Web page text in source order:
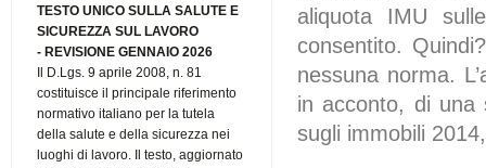
TESTO UNICO SULLA SALUTE E
SICUREZZA SUL LAVORO
-REVISIONE GENNAIO 2026
Il D.Lgs. 9 aprile 2008, n. 81
costituisce il principale riferimento
normativo italiano per la tutela
della salute e della sicurezza nei
luoghi di lavoro. Il testo, aggiornato
aliquota IMU
consentito.
nessuna norma.
in acconto, di una
sugli immobili